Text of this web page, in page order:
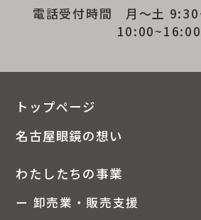
電話受付時間 月～土
10:00~16:00
トップページ
名古屋眼鏡の想い
わたしたちの事業
ー 卸売業・販売支援